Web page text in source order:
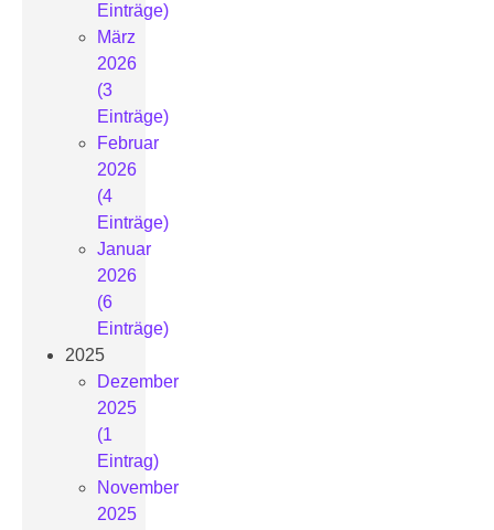
Einträge)
März
2026
(3
Einträge)
Februar
2026
(4
Einträge)
Januar
2026
(6
Einträge)
2025
Dezember
2025
(1
Eintrag)
November
2025